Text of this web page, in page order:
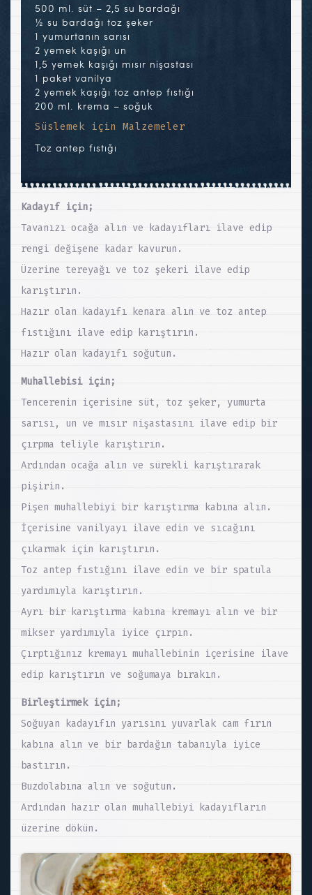
500 ml. süt – 2,5 su bardağı
½ su bardağı toz şeker
1 yumurtanın sarısı
2 yemek kaşığı un
1,5 yemek kaşığı mısır nişastası
1 paket vanilya
2 yemek kaşığı toz antep fıstığı
200 ml. krema – soğuk
Süslemek için Malzemeler
Toz antep fıstığı
Kadayıf için;
Tavanızı ocağa alın ve kadayıfları ilave edip
rengi değişene kadar kavurun.
Üzerine tereyağı ve toz şekeri ilave edip
karıştırın.
Hazır olan kadayıfı kenara alın ve toz antep
fıstığını ilave edip karıştırın.
Hazır olan kadayıfı soğutun.
Muhallebisi için;
Tencerenin içerisine süt, toz şeker, yumurta
sarısı, un ve mısır nişastasını ilave edip bir
çırpma teliyle karıştırın.
Ardından ocağa alın ve sürekli karıştırarak
pişirin.
Pişen muhallebiyi bir karıştırma kabına alın.
İçerisine vanilyayı ilave edin ve sıcağını
çıkarmak için karıştırın.
Toz antep fıstığını ilave edin ve bir spatula
yardımıyla karıştırın.
Ayrı bir karıştırma kabına kremayı alın ve bir
mikser yardımıyla iyice çırpın.
Çırptığınız kremayı muhallebinin içerisine ilave
edip karıştırın ve soğumaya bırakın.
Birleştirmek için;
Soğuyan kadayıfın yarısını yuvarlak cam fırın
kabına alın ve bir bardağın tabanıyla iyice
bastırın.
Buzdolabına alın ve soğutun.
Ardından hazır olan muhallebiyi kadayıfların
üzerine dökün.